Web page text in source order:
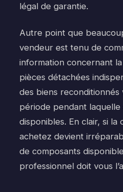
légal de garantie.
Autre point que
vendeur est tenu de
information concernant
pièces détachées
des biens reconditionnés
période pendant
disponibles. En clair, si la
achetez devient
de composants
professionnel doit vous